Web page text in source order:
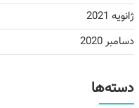
ژانویه 2021
دسامبر 2020
دسته‌ها